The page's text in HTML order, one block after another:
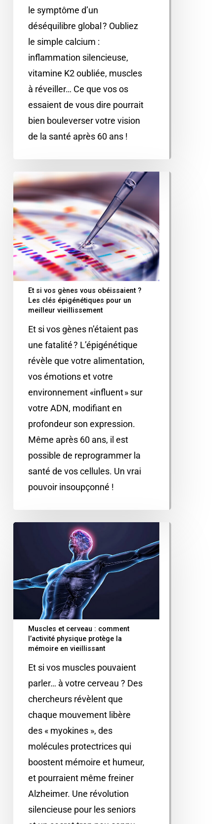
le symptôme d’un
déséquilibre global ? Oubliez
le simple calcium :
inflammation silencieuse,
vitamine K2 oubliée, muscles
à réveiller… Ce que vos os
essaient de vous dire pourrait
bien bouleverser votre vision
de la santé après 60 ans !
Et si vos gènes vous obéissaient ?
Les clés épigénétiques pour un
meilleur vieillissement
Et si vos gènes n’étaient pas
une fatalité ? L’épigénétique
révèle que votre alimentation,
vos émotions et votre
environnement «influent » sur
votre ADN, modifiant en
profondeur son expression.
Même après 60 ans, il est
possible de reprogrammer la
santé de vos cellules. Un vrai
pouvoir insoupçonné !
Muscles et cerveau : comment
l’activité physique protège la
mémoire en vieillissant
Et si vos muscles pouvaient
parler… à votre cerveau ? Des
chercheurs révèlent que
chaque mouvement libère
des « myokines », des
molécules protectrices qui
boostent mémoire et humeur,
et pourraient même freiner
Alzheimer. Une révolution
silencieuse pour les seniors